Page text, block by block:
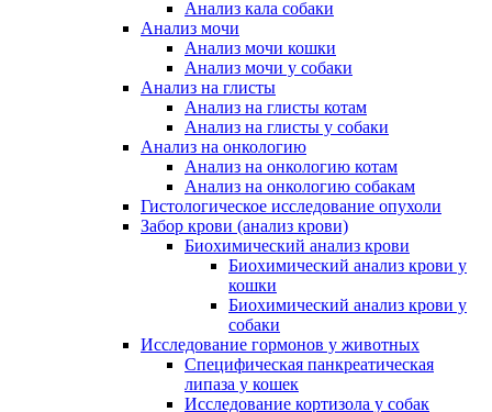
Анализ кала собаки
Анализ мочи
Анализ мочи кошки
Анализ мочи у собаки
Анализ на глисты
Анализ на глисты котам
Анализ на глисты у собаки
Анализ на онкологию
Анализ на онкологию котам
Анализ на онкологию собакам
Гистологическое исследование опухоли
Забор крови (анализ крови)
Биохимический анализ крови
Биохимический анализ крови у
кошки
Биохимический анализ крови у
собаки
Исследование гормонов у животных
Специфическая панкреатическая
липаза у кошек
Исследование кортизола у собак